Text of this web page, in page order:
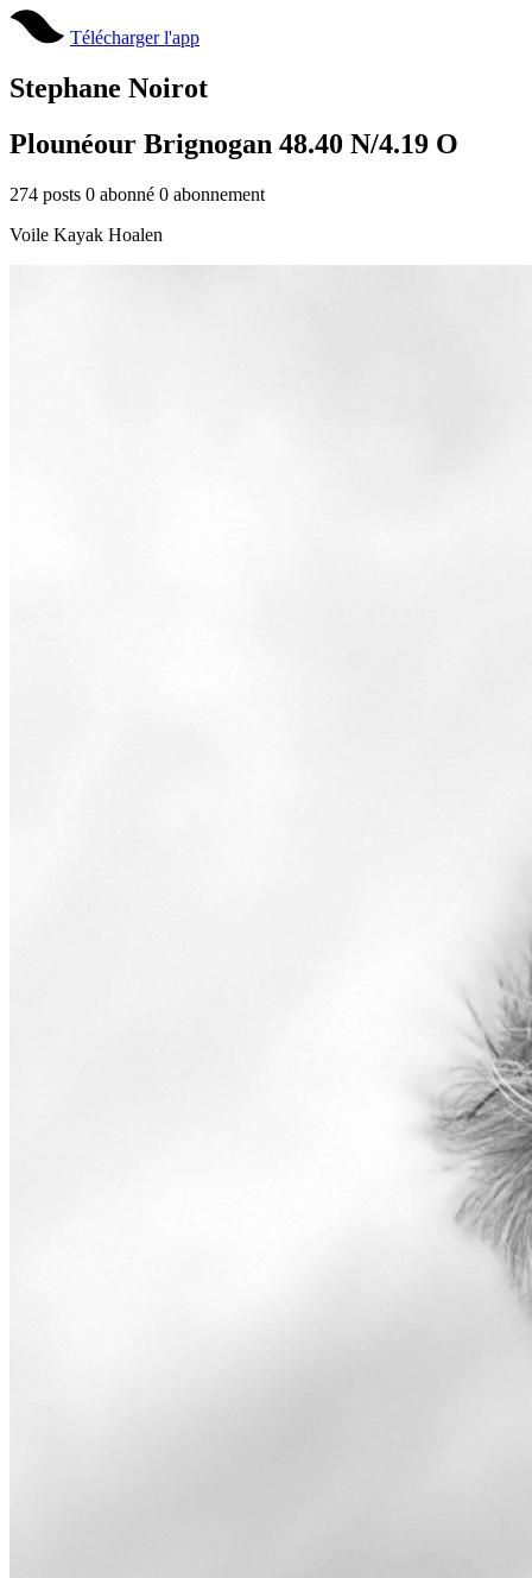
Télécharger l'app
Stephane Noirot
Plounéour Brignogan 48.40 N/4.19 O
274 posts 0 abonné 0 abonnement
Voile Kayak Hoalen